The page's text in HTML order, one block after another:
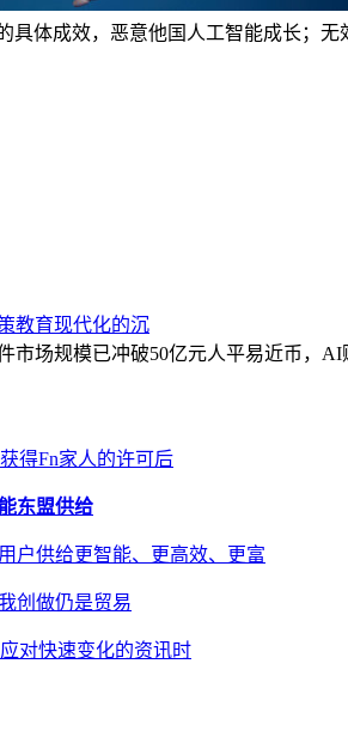
具体成效，恶意他国人工智能成长；无
教育现代化的沉
市场规模已冲破50亿元人平易近币，
得Fn家人的许可后
东盟供给
户供给更智能、更高效、更富
创做仍是贸易
对快速变化的资讯时